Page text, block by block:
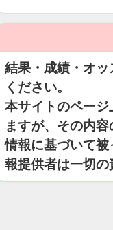
結果・成績・オ
ください。
本サイトのペー
ますが、その内
情報に基づいて
報提供者は一切の